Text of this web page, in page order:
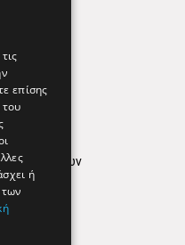
δεδομένων
επίσης
ή